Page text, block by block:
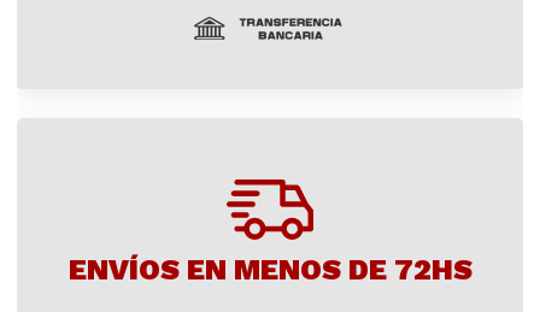
ENVÍOS EN MENOS DE 72HS